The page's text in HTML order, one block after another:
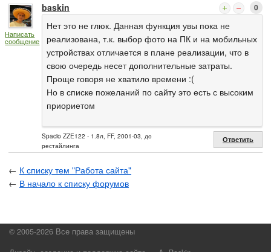
Написать
сообщение
baskin 0
Нет это не глюк. Данная функция увы пока не
реализована, т.к. выбор фото на ПК и на мобильных
устройствах отличается в плане реализации, что в
свою очередь несет дополнительные затраты.
Проще говоря не хватило времени :(
Но в списке пожеланий по сайту это есть с высоким
приориетом
Spacio ZZE122 - 1.8л, FF, 2001-03, до
рестайлинга
Ответить
← К списку тем "Работа сайта"
← В начало к списку форумов
© 2005-2026 Все права защищены